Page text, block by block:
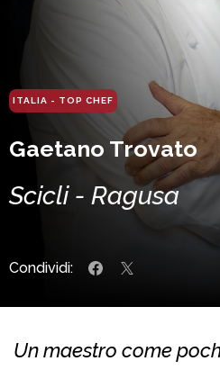
ITALIA - TOP CHEF
Gaetano Trovato
Scicli - Ragusa
Condividi:
Un maestro come